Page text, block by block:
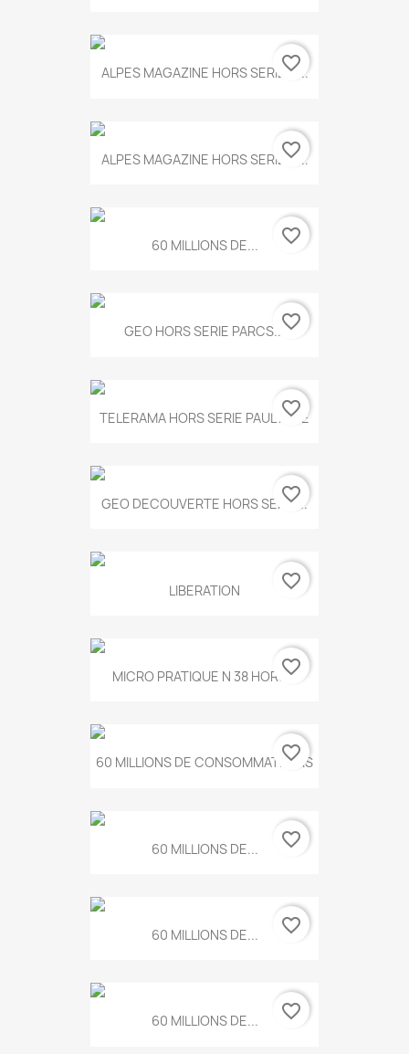
ALPES MAGAZINE HORS SERIE N...
favorite_border
ALPES MAGAZINE HORS SERIE N...
favorite_border
60 MILLIONS DE... favorite_border
GEO HORS SERIE PARCS...favorite_border
TELERAMA HORS SERIE PAUL KLEE
favorite_border
GEO DECOUVERTE HORS SERIE...
favorite_border
LIBERATION favorite_border
MICRO PRATIQUE N 38 HORS...
favorite_border
60 MILLIONS DE CONSOMMATEURS
favorite_border
60 MILLIONS DE... favorite_border
60 MILLIONS DE... favorite_border
60 MILLIONS DE... favorite_border